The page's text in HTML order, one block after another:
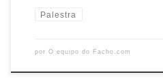
Palestra
por O equipo do Facho.com